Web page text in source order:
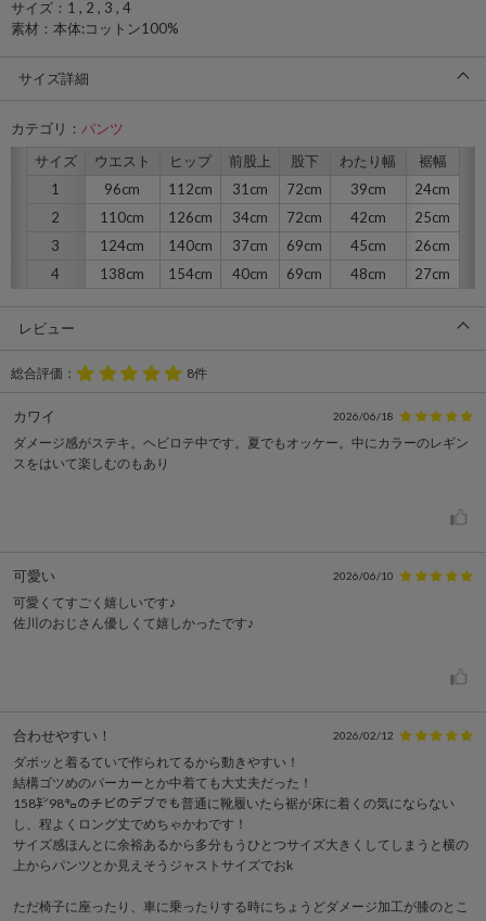
サイズ：1 , 2 , 3 , 4
素材：本体:コットン100%
サイズ詳細
カテゴリ： パンツ
サイズ
ウエスト ヒップ 前股上 股下 わたり幅
裾幅
1
96cm 112cm 31cm 72cm 39cm
24cm
2
110cm 126cm 34cm 72cm 42cm
25cm
3
124cm 140cm 37cm 69cm 45cm
26cm
4
138cm 154cm 40cm 69cm 48cm 27cm
レビュー
総合評価： 8件
カワイ 2026/06/18
ダメージ感がステキ。ヘビロテ中です。夏でもオッケー。中にカラーのレギン
スをはいて楽しむのもあり
可愛い 2026/06/10
可愛くてすごく嬉しいです♪
佐川のおじさん優しくて嬉しかったです♪
合わせやすい！ 2026/02/12
ダボッと着るていで作られてるから動きやすい！
結構ゴツめのパーカーとか中着ても大丈夫だった！
158㌢98㌔のチビのデブでも普通に靴履いたら裾が床に着くの気にならない
し、程よくロング丈でめちゃかわです！
サイズ感ほんとに余裕あるから多分もうひとつサイズ大きくしてしまうと横の
上からパンツとか見えそうジャストサイズでおk
ただ椅子に座ったり、車に乗ったりする時にちょうどダメージ加工が膝のとこ